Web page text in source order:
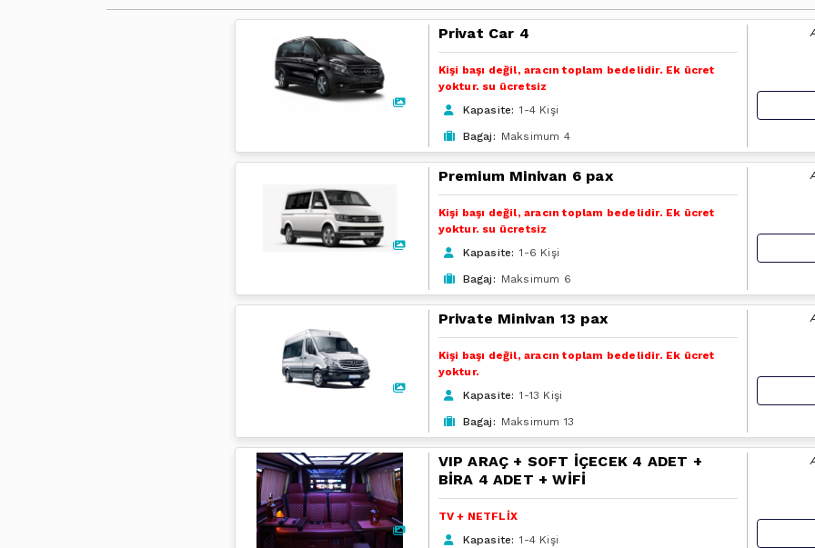
Privat Car 4
Kişi başı değil, aracın toplam bedelidir. Ek ücret
yoktur. su ücretsiz
Kapasite: 1-4 Kişi
Bagaj: Maksimum 4
Premium Minivan 6 pax
Kişi başı değil, aracın toplam bedelidir. Ek ücret
yoktur. su ücretsiz
Kapasite: 1-6 Kişi
Bagaj: Maksimum 6
Private Minivan 13 pax
Kişi başı değil, aracın toplam bedelidir. Ek ücret
yoktur.
Kapasite: 1-13 Kişi
Bagaj: Maksimum 13
VIP ARAÇ + SOFT İÇECEK 4 ADET +
BİRA 4 ADET + WİFİ
TV + NETFLİX
Kapasite: 1-4 Kişi